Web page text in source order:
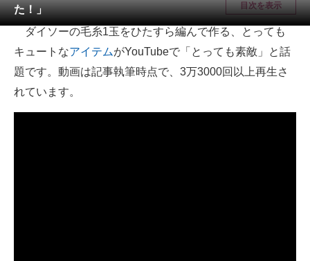
メディア
注目記事を集めた総合ページ
ITの今と未来を見通す
スマホと通信の最新トレンド
た！」
目次を表示
ダイソーの毛糸1玉をひたすら編んで作る、とっても
キュートなアイテムがYouTubeで「とっても素敵」と話
題です。動画は記事執筆時点で、3万3000回以上再生さ
れています。